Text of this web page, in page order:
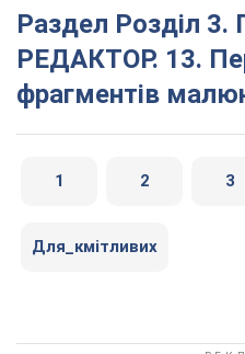
Раздел Розділ 3. ГРАФІЧНИЙ
РЕДАКТОР. 13.
фрагментів
1 2 3
Для_кмітливих